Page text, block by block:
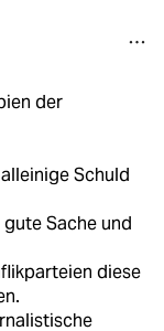
der
Schuld
Sache und
diese